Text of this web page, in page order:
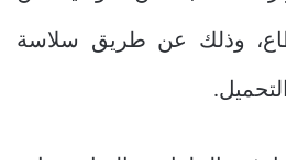
وذلك عن طريق سلاسة